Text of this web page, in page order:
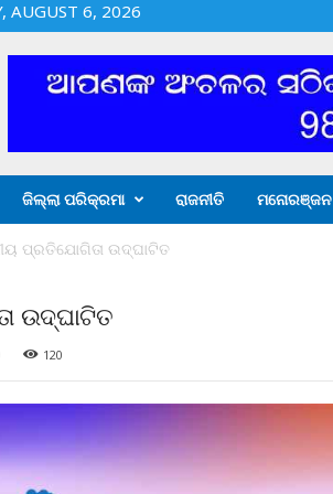
AUGUST 6, 2026
ଜିଲ୍ଲା ପରିକ୍ରମା ରାଜନୀତି ମନୋରଞ୍ଜନ
ପ୍ରତିଯୋଗିତା ଉଦ୍‌ଘାଟିତ
ଉଦ୍‌ଘାଟିତ
120